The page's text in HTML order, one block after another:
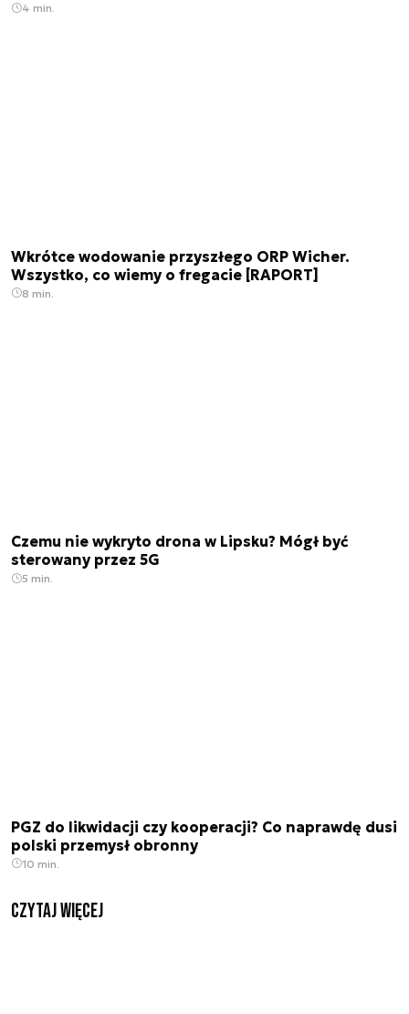
4 min.
Wkrótce wodowanie przyszłego ORP Wicher.
Wszystko, co wiemy o fregacie [RAPORT]
8 min.
Czemu nie wykryto drona w Lipsku? Mógł być
sterowany przez 5G
5 min.
PGZ do likwidacji czy kooperacji? Co naprawdę dusi
polski przemysł obronny
10 min.
czytaj więcej